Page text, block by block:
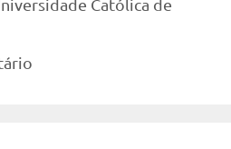
Católica de